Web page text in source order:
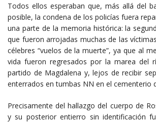
Todos ellos esperaban que, más allá del
posible, la condena de los policías fuera
una parte de la memoria histórica: la
que fueron arrojadas muchas de las
célebres “vuelos de la muerte”, ya que al
vida fueron regresados por la marea del
partido de Magdalena y, lejos de recibir
enterrados en tumbas NN en el cementerio
Precisamente del hallazgo del cuerpo de
y su posterior entierro sin identificación